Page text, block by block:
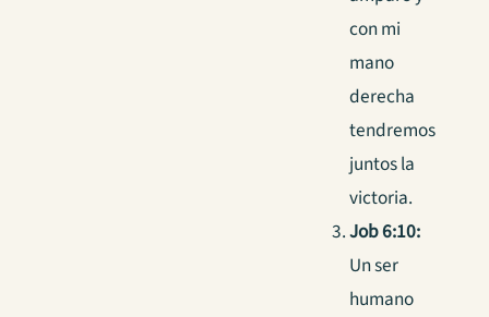
con mi
mano
derecha
tendremos
juntos la
victoria.
Job 6:10:
Un ser
humano